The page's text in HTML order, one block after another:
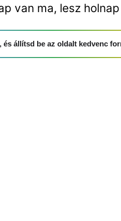
van ma, lesz
és állítsd be az oldalt kedvenc